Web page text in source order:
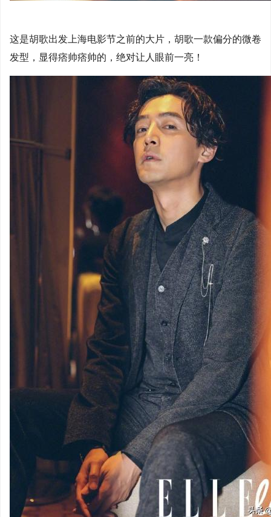
这是胡歌出发上海电影节之前的大片，胡歌一款偏分的微卷
发型，显得痞帅痞帅的，绝对让人眼前一亮！